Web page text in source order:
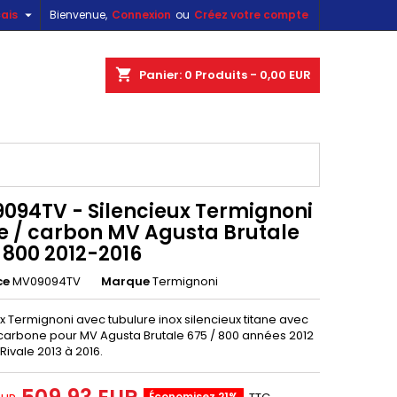
Bienvenue, Connexion ou Créez votre compte

shopping_cart Panier: 0 Produits - 0,00 EUR
- Silencieux Termignoni
/ carbon MV Agusta Brutale
2012-2016
MV09094TV MarqueTermignoni
Termignoni avec tubulure inox silencieux titane avec
pour MV Agusta Brutale 675 / 800 années 2012
2013 à 2016.